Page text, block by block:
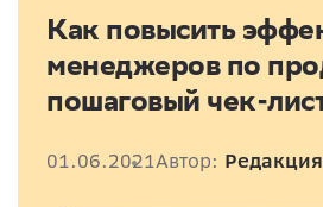
Как повысить
менеджеров по
пошаговый чек-
01.06.2021Автор: